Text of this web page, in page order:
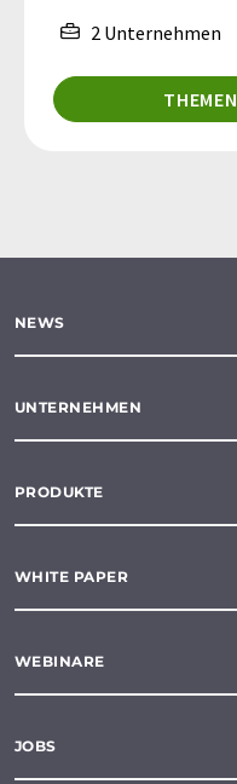
2 Unternehmen
NEWS
UNTERNEHMEN
PRODUKTE
WHITE PAPER
WEBINARE
JOBS